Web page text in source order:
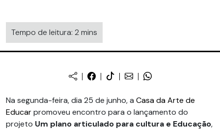
Tempo de leitura: 2 mins
Na segunda-feira, dia 25 de junho, a Casa da Arte de
Educarpromoveu encontro para o lançamento do
projeto Um plano articulado para cultura e Educação,